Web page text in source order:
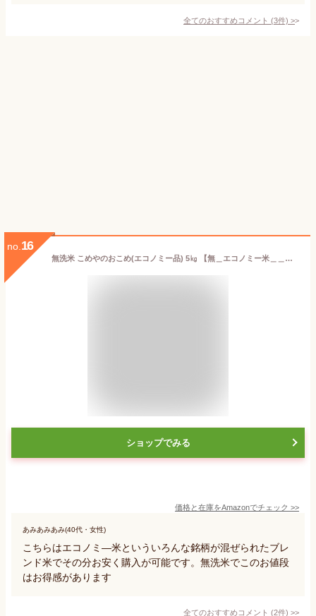
全てのおすすめコメント (3件) >
no. 16
無洗米 こめやのおこめ(エコノミー品) 5㎏ 【無＿エコノミー米＿＿＿５ｋｇ】
ショップでみる
価格と在庫をAmazonでチェック >>
あみあみあみ(40代・女性)
こちらはエコノミ―米といういろんな銘柄が混ぜられたブレ
ンド米でその分お安く購入が可能です。無洗米でこのお値段
はお得感があります
全てのおすすめコメント (2件) >